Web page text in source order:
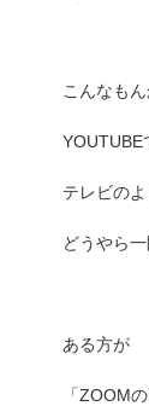
こんなも
YOUTUBE
テレビの
どうやら
ある方が
「ZOOM